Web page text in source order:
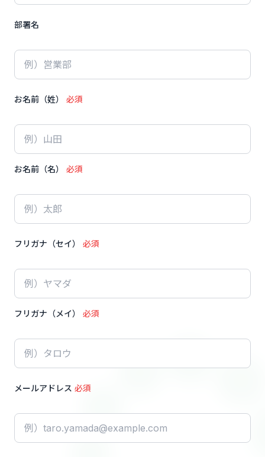
部署名
お名前（姓） 必須
お名前（名） 必須
フリガナ（セイ） 必須
フリガナ（メイ） 必須
メールアドレス 必須